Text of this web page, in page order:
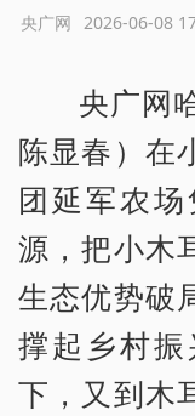
2026-06-08
央广网
央广网
陈显春）在
团延军农
源，把小木
生态优势破
撑起乡村
下，又到木